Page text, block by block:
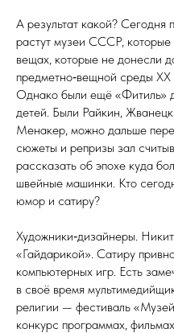
А результат какой? Сегодня
растут музеи СССР, которые
вещах, которые не донесли
предметно‑вещной среды
Однако были ещё «Фитиль»
детей. Были Райкин,
Менакер, можно дальше
сюжеты и репризы зал
рассказать об эпохе куда
швейные машинки. Кто
юмор и сатиру?
Художники‑дизайнеры.
«Гайдарикой». Сатиру
компьютерных игр. Есть
в своё время
религии — фестиваль
конкурс программах,